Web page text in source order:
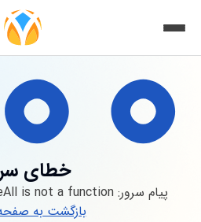
خطای
پیام سرور: is not a function
بازگشت به